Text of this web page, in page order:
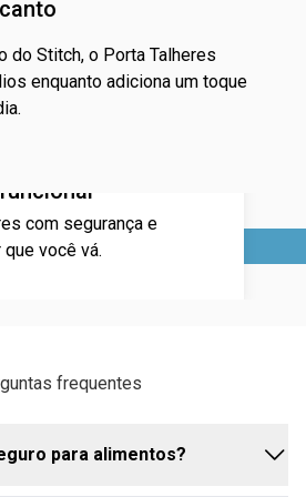
do Stitch, o Porta Talheres
enquanto adiciona um toque
com segurança e
você vá.
frequentes
para alimentos?